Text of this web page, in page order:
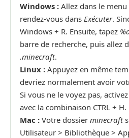
Windows : Allez dans le menu
rendez-vous dans Exécuter.
Windows + R. Ensuite, tapez
barre de recherche, puis allez
.minecraft.
Linux : Appuyez en même
devriez normalement avoir
Si vous ne le voyez pas,
avec la combinaison CTRL + H.
Mac : Votre dossier minecraft
Utilisateur > Bibliothèque >